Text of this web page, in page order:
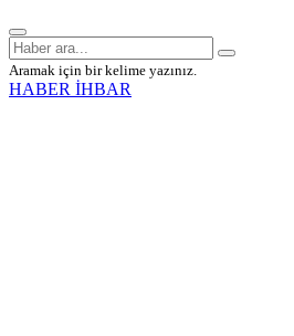
Aramak için bir kelime yazınız.
HABER İHBAR